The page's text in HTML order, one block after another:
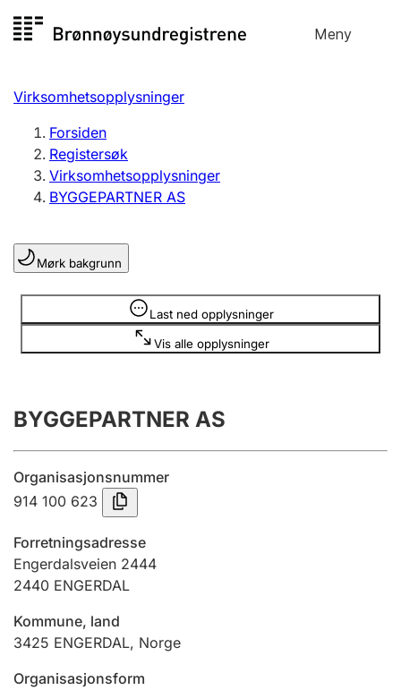
til
Meny
Registersøk
Aksjeselskap
Enkeltpersonforetak
Registrere, endre, slette
Lag og forening
Registrere, endre, slette
Årsregnskap
Innsending og forsinkelsesgebyr
Tinglysing
Jeger
Ektepaktveileder
Virksomhetsopplysninger
Forsiden
Registersøk
Virksomhetsopplysninger
BYGGEPARTNER AS
Mørk bakgrunn
Last ned opplysninger
Vis alle opplysninger
Opplysninger er skjult
BYGGEPARTNER AS
Organisasjonsnummer
914 100 623
Forretningsadresse
Engerdalsveien 2444
2440 ENGERDAL
Kommune, land
3425 ENGERDAL, Norge
Organisasjonsform